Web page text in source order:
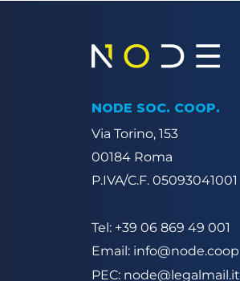
NODE SOC. COOP.
Via Torino, 153
00184 Roma
P.IVA/C.F. 05093041001
Tel: +39 06 869 49 001
Email: info@node.coop
PEC: node@legalmail.it